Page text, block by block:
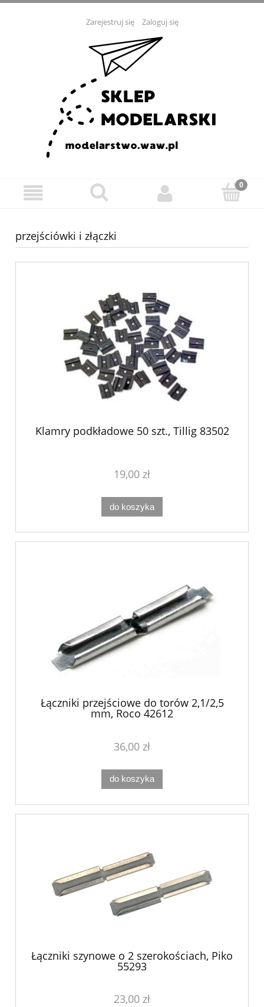
Zarejestruj się Zaloguj się
przejściówki i złączki
Klamry podkładowe 50 szt., Tillig 83502
19,00 zł
do koszyka
Łączniki przejściowe do torów 2,1/2,5
mm, Roco 42612
36,00 zł
do koszyka
Łączniki szynowe o 2 szerokościach, Piko
55293
23,00 zł